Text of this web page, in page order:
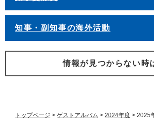
トップページ > ゲストアルバム > 2024年度 > 2025
知事・副知事の海外活動
情報が見つからない時